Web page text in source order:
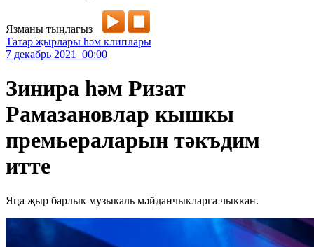
Язманы тыңлагыз
Татар җырлары һәм клиплары
7 декабрь 2021 00:00
Зинира һәм Ризат
Рамазановлар кышкы
премьераларын тәкъдим
итте
Яңа җыр барлык музыкаль мәйданчыкларга чыккан.